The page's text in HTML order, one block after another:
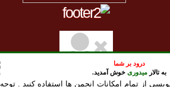
درود بر شما
به تالار میدوریخوش آمدید.
از تمام امکانات انجمن ها استفاده کنید . توجه